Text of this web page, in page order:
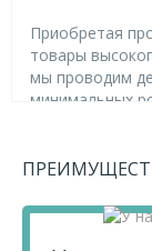
Приобретая
товары
мы проводим
минимальных
Красный 3005
Если у вас